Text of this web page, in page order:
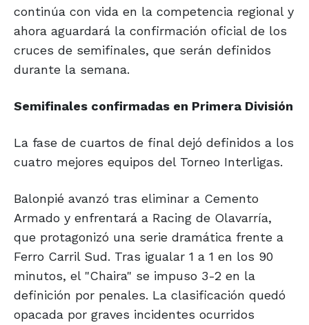
continúa con vida en la competencia regional y
ahora aguardará la confirmación oficial de los
cruces de semifinales, que serán definidos
durante la semana.
Semifinales confirmadas en Primera División
La fase de cuartos de final dejó definidos a los
cuatro mejores equipos del Torneo Interligas.
Balonpié avanzó tras eliminar a Cemento
Armado y enfrentará a Racing de Olavarría,
que protagonizó una serie dramática frente a
Ferro Carril Sud. Tras igualar 1 a 1 en los 90
minutos, el "Chaira" se impuso 3-2 en la
definición por penales. La clasificación quedó
opacada por graves incidentes ocurridos